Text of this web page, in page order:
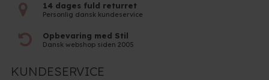
14 dages fuld returret
Personlig dansk kundeservice
Opbevaring med Stil
Dansk webshop siden 2005
KUNDESERVICE